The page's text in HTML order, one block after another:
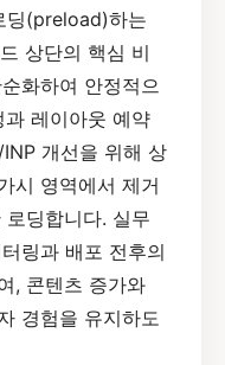
딩(preload)하는
상단의 핵심 비
화하여 안정적으
레이아웃 예약
개선을 위해 상
시 영역에서 제거
딩합니다. 실무
링과 배포 전후의
, 콘텐츠 증가와
경험을 유지하도